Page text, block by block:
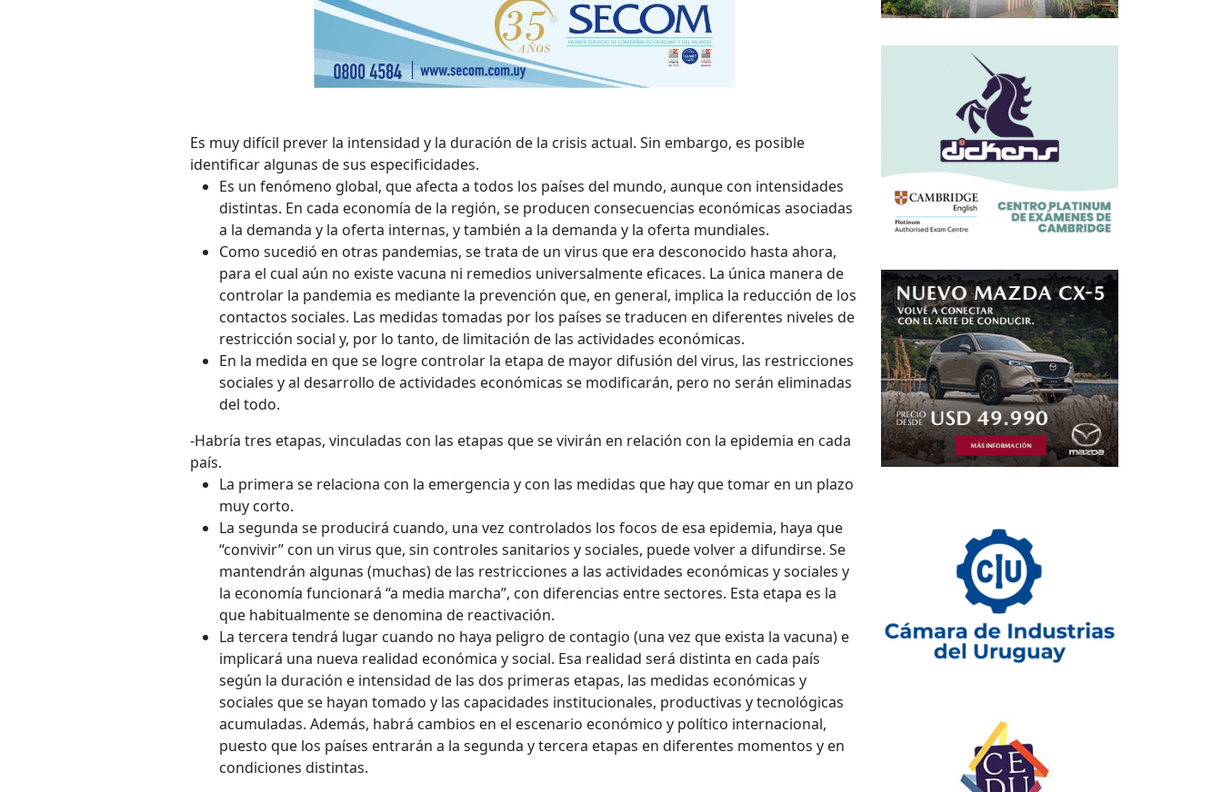
Es muy difícil prever la intensidad y la duración de la crisis actual. Sin embargo, es posible
identificar algunas de sus especificidades.
Es un fenómeno global, que afecta a todos los países del mundo, aunque con intensidades
distintas. En cada economía de la región, se producen consecuencias económicas asociadas
a la demanda y la oferta internas, y también a la demanda y la oferta mundiales.
Como sucedió en otras pandemias, se trata de un virus que era desconocido hasta ahora,
para el cual aún no existe vacuna ni remedios universalmente eficaces. La única manera de
controlar la pandemia es mediante la prevención que, en general, implica la reducción de los
contactos sociales. Las medidas tomadas por los países se traducen en diferentes niveles de
restricción social y, por lo tanto, de limitación de las actividades económicas.
En la medida en que se logre controlar la etapa de mayor difusión del virus, las restricciones
sociales y al desarrollo de actividades económicas se modificarán, pero no serán eliminadas
del todo.
-Habría tres etapas, vinculadas con las etapas que se vivirán en relación con la epidemia en cada
país.
La primera se relaciona con la emergencia y con las medidas que hay que tomar en un plazo
muy corto.
La segunda se producirá cuando, una vez controlados los focos de esa epidemia, haya que
“convivir” con un virus que, sin controles sanitarios y sociales, puede volver a difundirse. Se
mantendrán algunas (muchas) de las restricciones a las actividades económicas y sociales y
la economía funcionará “a media marcha”, con diferencias entre sectores. Esta etapa es la
que habitualmente se denomina de reactivación.
La tercera tendrá lugar cuando no haya peligro de contagio (una vez que exista la vacuna) e
implicará una nueva realidad económica y social. Esa realidad será distinta en cada país
según la duración e intensidad de las dos primeras etapas, las medidas económicas y
sociales que se hayan tomado y las capacidades institucionales, productivas y tecnológicas
acumuladas. Además, habrá cambios en el escenario económico y político internacional,
puesto que los países entrarán a la segunda y tercera etapas en diferentes momentos y en
condiciones distintas.